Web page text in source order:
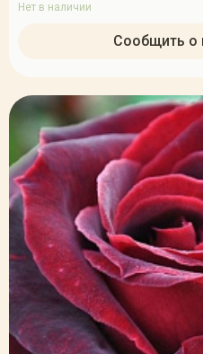
Нет в наличии
Сообщить о